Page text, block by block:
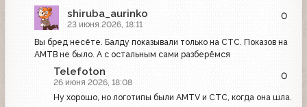
shiruba_aurinko
23 июня 2026, 18:11
0
Вы бред несёте. Балду показывали только на СТС. Показов на
АМТВ не было. А с остальным сами разберёмся
Telefoton
26 июня 2026, 18:08
0
Ну хорошо, но логотипы были AMTV и СТС, когда она шла.